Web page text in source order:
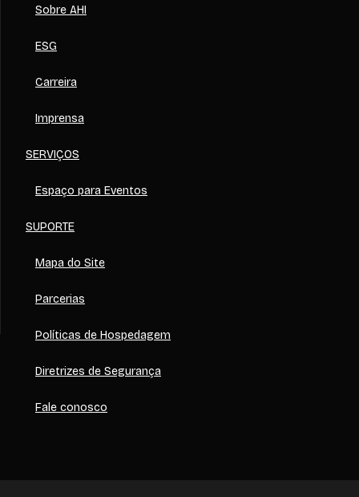
Sobre AHI
ESG
Carreira
Imprensa
SERVIÇOS
Espaço para Eventos
SUPORTE
Mapa do Site
Parcerias
Políticas de Hospedagem
Diretrizes de Segurança
Fale conosco